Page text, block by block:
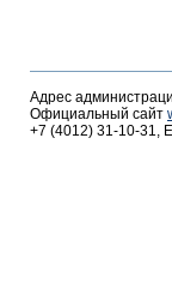
Адрес
Официальный сайт
+7 (4012) 31-10-31,